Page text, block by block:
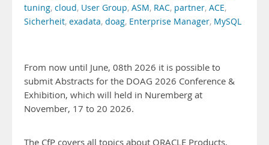
tuning, cloud, User Group, ASM, RAC, partner, ACE,
Sicherheit, exadata, doag, Enterprise Manager, MySQL
From now until June, 08th 2026 it is possible to
submit Abstracts for the DOAG 2026 Conference &
Exhibition, which will held in Nuremberg at
November, 17 to 20 2026.
The CfP covers all topics about ORACLE Products.